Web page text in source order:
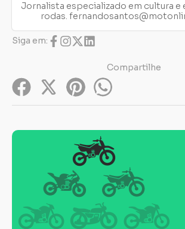
Jornalista especializado em cultura
rodas.
Siga em:
Compartilhe